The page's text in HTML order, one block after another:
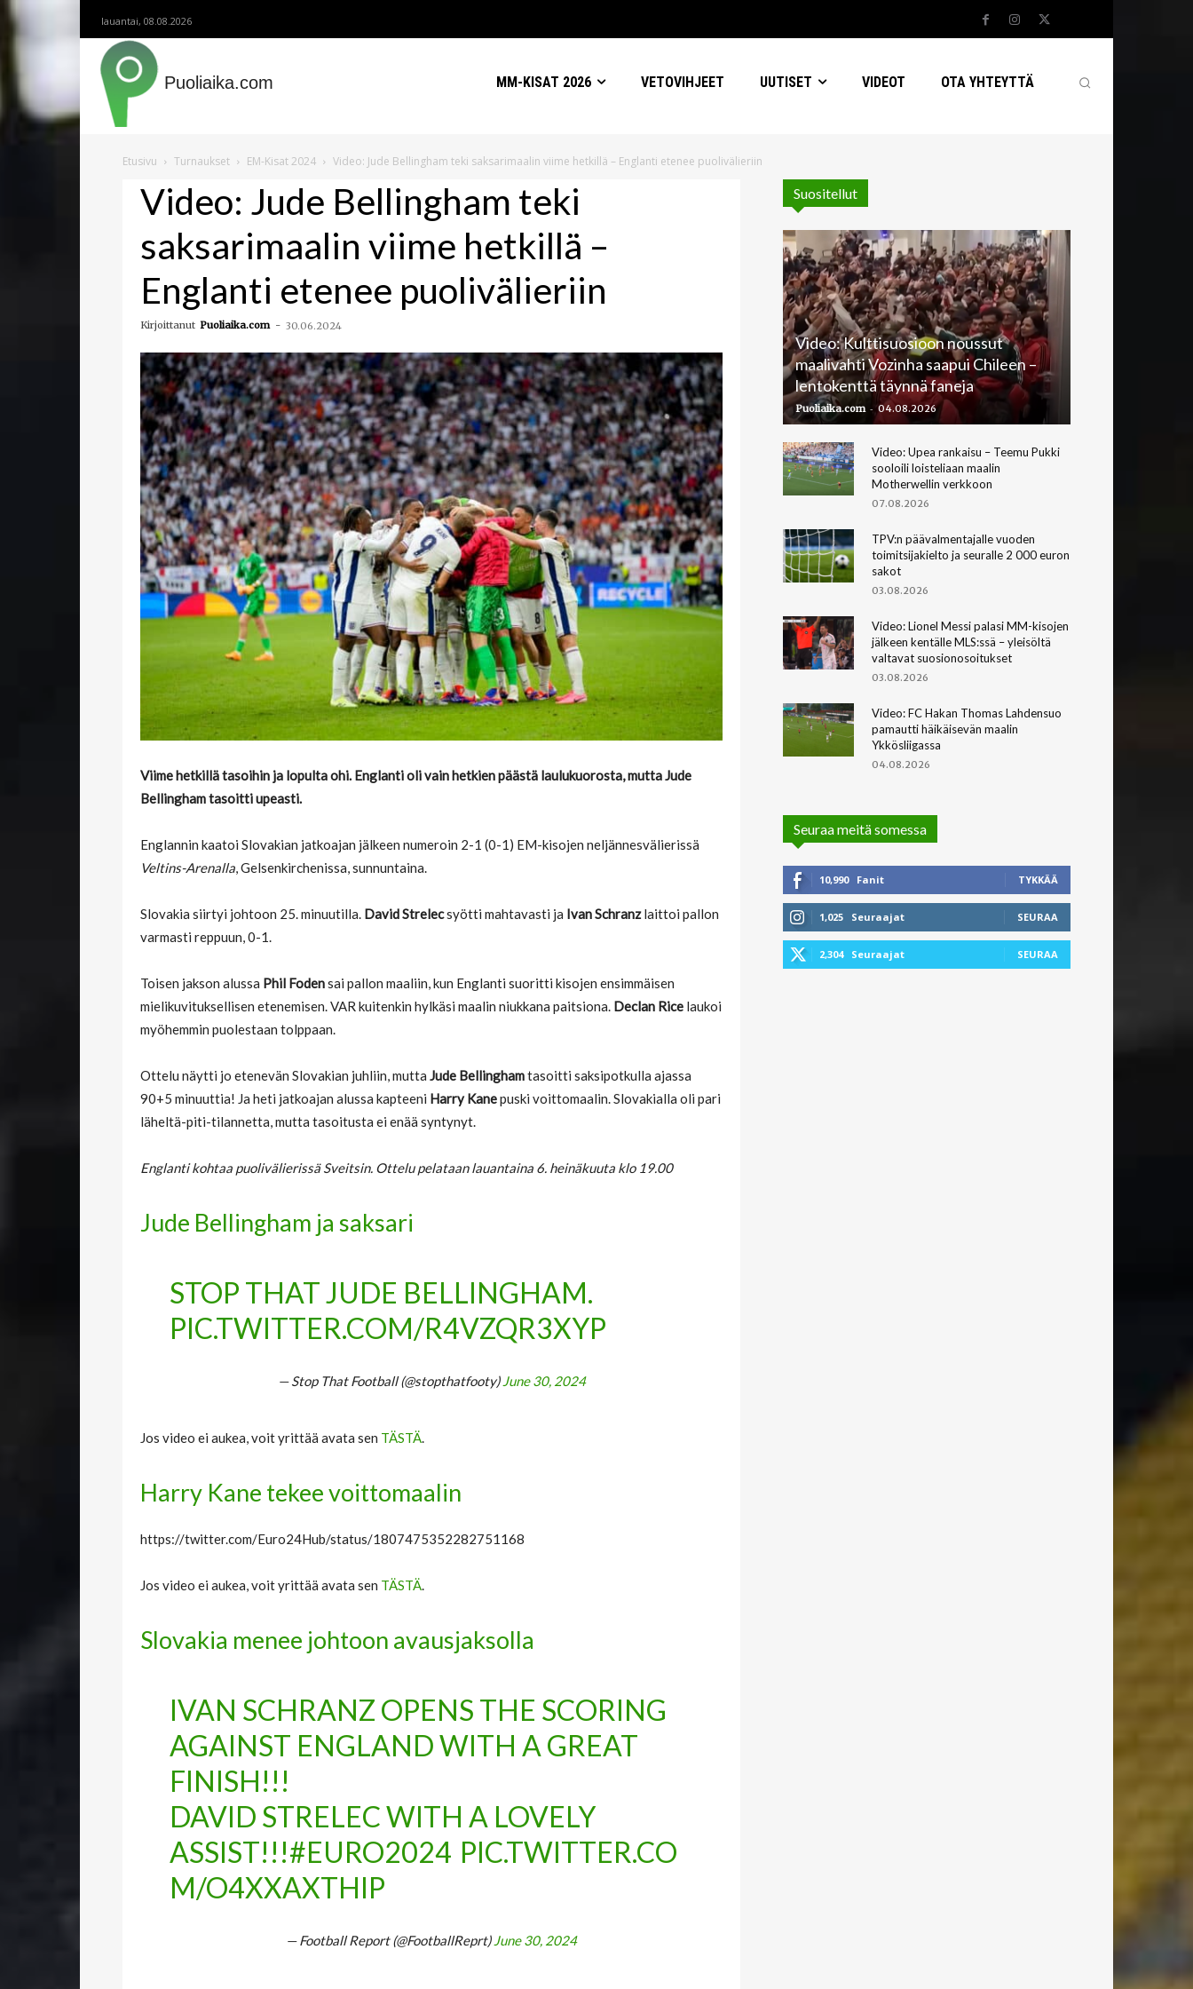
lauantai, 08.08.2026
Puoliaika.com MM-KISAT 2026 VETOVIHJEET UUTISET VIDEOT OTA YHTEYTTÄ
Etusivu Turnaukset EM-Kisat 2024 Video: Jude Bellingham teki saksarimaalin viime hetkillä – Englanti etenee puolivälieriin
Video: Jude Bellingham teki
saksarimaalin viime hetkillä –
Englanti etenee puolivälieriin
Kirjoittanut Puoliaika.com - 30.06.2024
Viime hetkillä tasoihin ja lopulta ohi. Englanti oli vain hetkien päästä laulukuorosta, mutta Jude
Bellingham tasoitti upeasti.
Englannin kaatoi Slovakian jatkoajan jälkeen numeroin 2-1 (0-1) EM-kisojen neljännesvälierissä
Veltins-Arenalla, Gelsenkirchenissa, sunnuntaina.
Slovakia siirtyi johtoon 25. minuutilla. David Strelecsyötti mahtavasti ja Ivan Schranzlaittoi pallon
varmasti reppuun, 0-1.
Toisen jakson alussa Phil Fodensai pallon maaliin, kun Englanti suoritti kisojen ensimmäisen
mielikuvituksellisen etenemisen. VAR kuitenkin hylkäsi maalin niukkana paitsiona. Declan Rice laukoi
myöhemmin puolestaan tolppaan.
Ottelu näytti jo etenevän Slovakian juhliin, mutta Jude Bellinghamtasoitti saksipotkulla ajassa
90+5 minuuttia! Ja heti jatkoajan alussa kapteeni Harry Kanepuski voittomaalin. Slovakialla oli pari
läheltä-piti-tilannetta, mutta tasoitusta ei enää syntynyt.
Englanti kohtaa puolivälierissä Sveitsin. Ottelu pelataan lauantaina 6. heinäkuuta klo 19.00
Jude Bellingham ja saksari
STOP THAT JUDE BELLINGHAM.
PIC.TWITTER.COM/R4VZQR3XYP
— Stop That Football (@stopthatfooty)June 30, 2024
Jos video ei aukea, voit yrittää avata sen TÄSTÄ.
Harry Kane tekee voittomaalin
https://twitter.com/Euro24Hub/status/1807475352282751168
Jos video ei aukea, voit yrittää avata sen TÄSTÄ.
Slovakia menee johtoon avausjaksolla
IVAN SCHRANZ OPENS THE SCORING
AGAINST ENGLAND WITH A GREAT
FINISH!!!
DAVID STRELEC WITH A LOVELY
ASSIST!!!#EURO2024 PIC.TWITTER.CO
M/O4XXAXTHIP
— Football Report (@FootballReprt)June 30, 2024
Suositellut
Video: Kulttisuosioon noussut
maalivahti Vozinha saapui Chileen –
lentokenttä täynnä faneja
Puoliaika.com - 04.08.2026
Video: Upea rankaisu – Teemu Pukki
sooloili loisteliaan maalin
Motherwellin verkkoon
07.08.2026
TPV:n päävalmentajalle vuoden
toimitsijakielto ja seuralle 2 000 euron
sakot
03.08.2026
Video: Lionel Messi palasi MM-kisojen
jälkeen kentälle MLS:ssä – yleisöltä
valtavat suosionosoitukset
03.08.2026
Video: FC Hakan Thomas Lahdensuo
pamautti häikäisevän maalin
Ykkösliigassa
04.08.2026
Seuraa meitä somessa
10,990 Fanit TYKKÄÄ
1,025 Seuraajat SEURAA
2,304 Seuraajat SEURAA